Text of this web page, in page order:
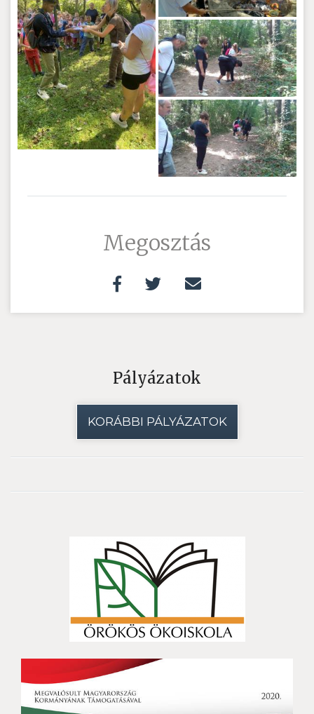
Megosztás
Pályázatok
KORÁBBI PÁLYÁZATOK